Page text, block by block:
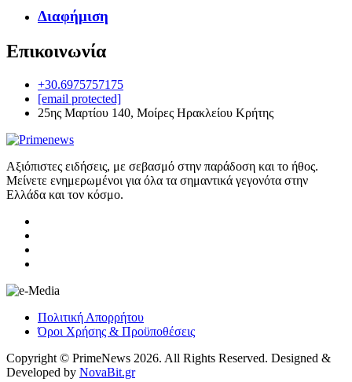
Διαφήμιση
Επικοινωνία
+30.6975757175
[email protected]
25ης Μαρτίου 140, Μοίρες Ηρακλείου Κρήτης
Αξιόπιστες ειδήσεις, με σεβασμό στην παράδοση και το ήθος.
Μείνετε ενημερωμένοι για όλα τα σημαντικά γεγονότα στην
Ελλάδα και τον κόσμο.
Πολιτική Απορρήτου
Όροι Χρήσης & Προϋποθέσεις
Copyright © PrimeNews 2026. All Rights Reserved. Designed &
Developed by NovaBit.gr